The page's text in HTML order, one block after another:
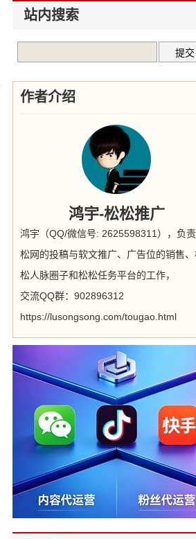
站内搜索
作者介绍
鸿宇-松松推广
鸿宇（QQ/微信号: 2625598311），负
松网的投稿与软文推广、广告位的销售
松人脉圈子和松松任务平台的工作，
交流QQ群：902896312
https://lusongsong.com/tougao.html